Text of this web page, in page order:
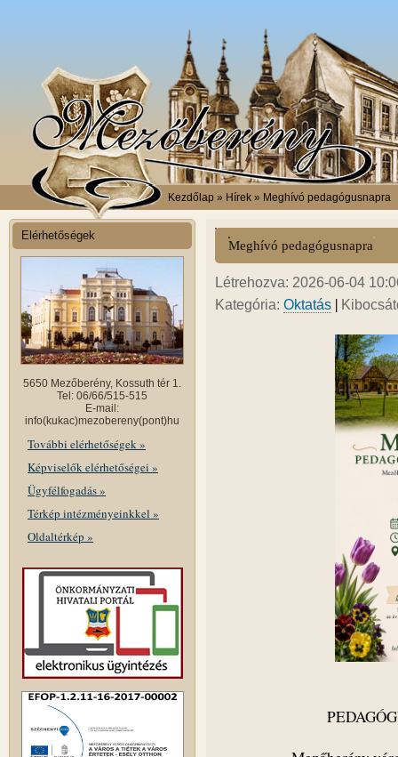
Kezdőlap » Hírek » Meghívó pedagógusnapra
Elérhetőségek
5650 Mezőberény, Kossuth tér 1.
Tel: 06/66/515-515
E-mail:
info(kukac)mezobereny(pont)hu
További elérhetőségek »
Képviselők elérhetőségei »
Ügyfélfogadás »
Térkép intézményeinkkel »
Oldaltérkép »
Meghívó pedagógusnapra
Létrehozva: 2026-06-04
Kategória: Oktatás |